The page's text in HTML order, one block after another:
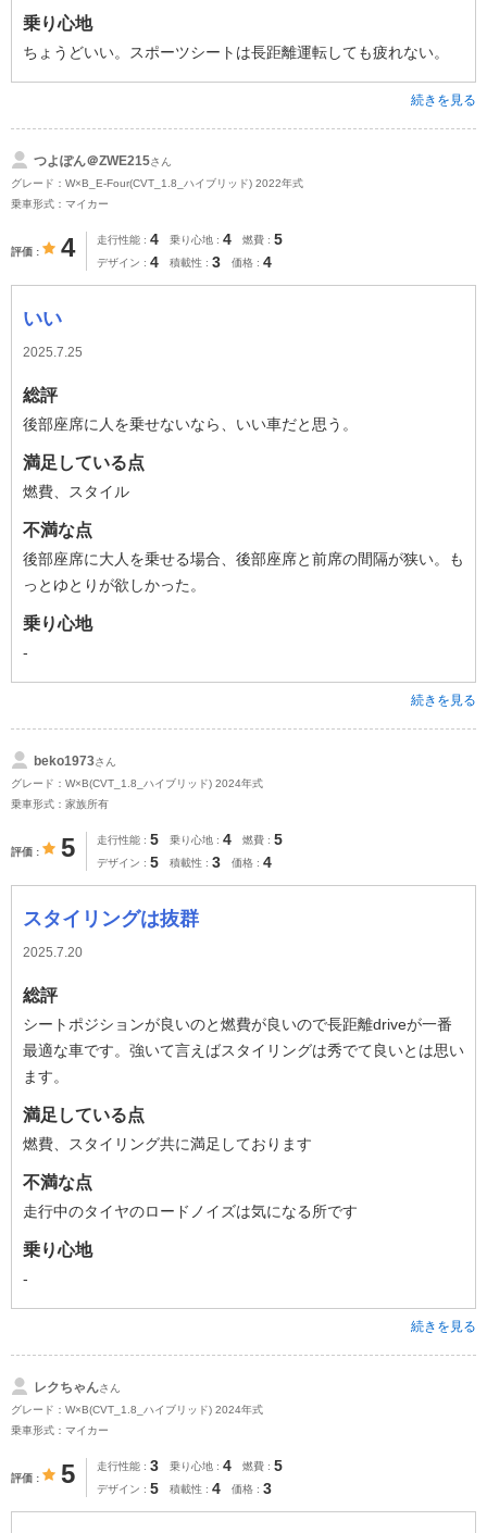
乗り心地
ちょうどいい。スポーツシートは長距離運転しても疲れない。
続きを見る
つよぽん＠ZWE215さん
グレード：W×B_E-Four(CVT_1.8_ハイブリッド) 2022年式
乗車形式：マイカー
評価 4 走行性能 4 乗り心地 4 燃費 5
デザイン 4 積載性 3 価格 4
いい
2025.7.25
総評
後部座席に人を乗せないなら、いい車だと思う。
満足している点
燃費、スタイル
不満な点
後部座席に大人を乗せる場合、後部座席と前席の間隔が狭い。も
っとゆとりが欲しかった。
乗り心地
-
続きを見る
beko1973さん
グレード：W×B(CVT_1.8_ハイブリッド) 2024年式
乗車形式：家族所有
評価 5 走行性能 5 乗り心地 4 燃費 5
デザイン 5 積載性 3 価格 4
スタイリングは抜群
2025.7.20
総評
シートポジションが良いのと燃費が良いので長距離driveが一番
最適な車です。強いて言えばスタイリングは秀でて良いとは思い
ます。
満足している点
燃費、スタイリング共に満足しております
不満な点
走行中のタイヤのロードノイズは気になる所です
乗り心地
-
続きを見る
レクちゃんさん
グレード：W×B(CVT_1.8_ハイブリッド) 2024年式
乗車形式：マイカー
評価 5 走行性能 3 乗り心地 4 燃費 5
デザイン 5 積載性 4 価格 3